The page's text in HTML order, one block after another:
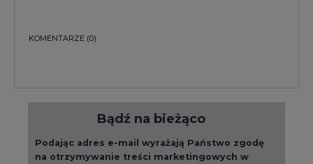
KOMENTARZE (0)
Bądź na bieżąco
Podając adres e-mail wyrażają Państwo zgodę
na otrzymywanie treści marketingowych w